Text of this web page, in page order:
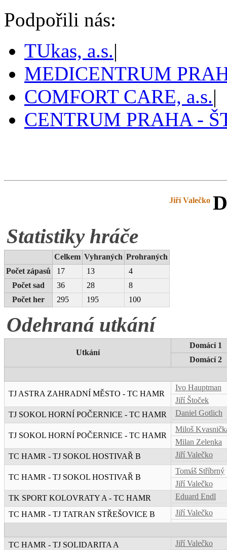
Podpořili nás:
TUkas, a.s.|
MEDICENTRUM
COMFORT CARE, a.s.|
CENTRUM PRAHA -
Jiří Valečko
Statistiky hráče
Celkem Vyhraných Prohraných
Počet zápasů
17 13
4
Počet sad
36 28
8
Počet her
295 195 100
Odehraná utkání
Utkání
Domácí 1
Domácí 2
TJ ASTRA ZAHRADNÍ MĚSTO - TC HAMR
Ivo Hauptman
Jiří Štoček
TJ SOKOL HORNÍ POČERNICE - TC HAMR
Daniel Gotlich
TJ SOKOL HORNÍ POČERNICE - TC HAMR
Miloš
Milan Zelenka
TC HAMR - TJ SOKOL HOSTIVAŘ B
Jiří Valečko
TC HAMR - TJ SOKOL HOSTIVAŘ B
Tomáš Stříbrný
Jiří Valečko
TK SPORT KOLOVRATY A - TC HAMR
Eduard Endl
TC HAMR - TJ TATRAN STŘEŠOVICE B Jiří Valečko
TC HAMR - TJ SOLIDARITA A Jiří Valečko